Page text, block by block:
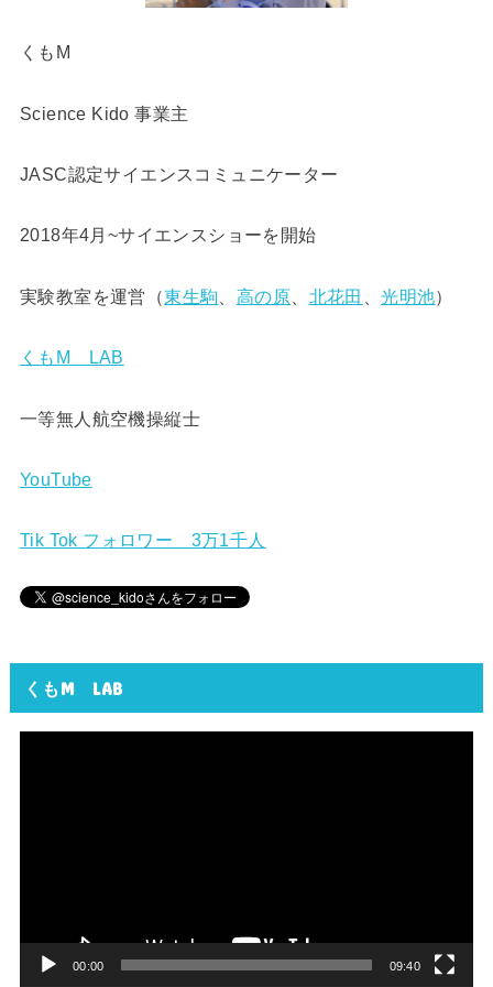
くもM
Science Kido 事業主
JASC認定サイエンスコミュニケーター
2018年4月~サイエンスショーを開始
実験教室を運営（東生駒 高の原 北花田 、光明池）
くもM LAB
一等無人航空機操縦士
YouTube
Tik Tok フォロワー 3万1千人
くもM LAB
00:00 09:40